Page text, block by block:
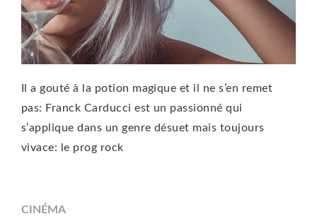
Il a gouté à la potion magique et il ne s’en remet
pas: Franck Carducci est un passionné qui
s’applique dans un genre désuet mais toujours
vivace: le prog rock
CINÉMA